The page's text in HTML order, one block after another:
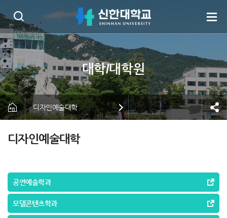
디자인예술대학
디자인예술대학
공연예술학과
모델콘텐츠학과